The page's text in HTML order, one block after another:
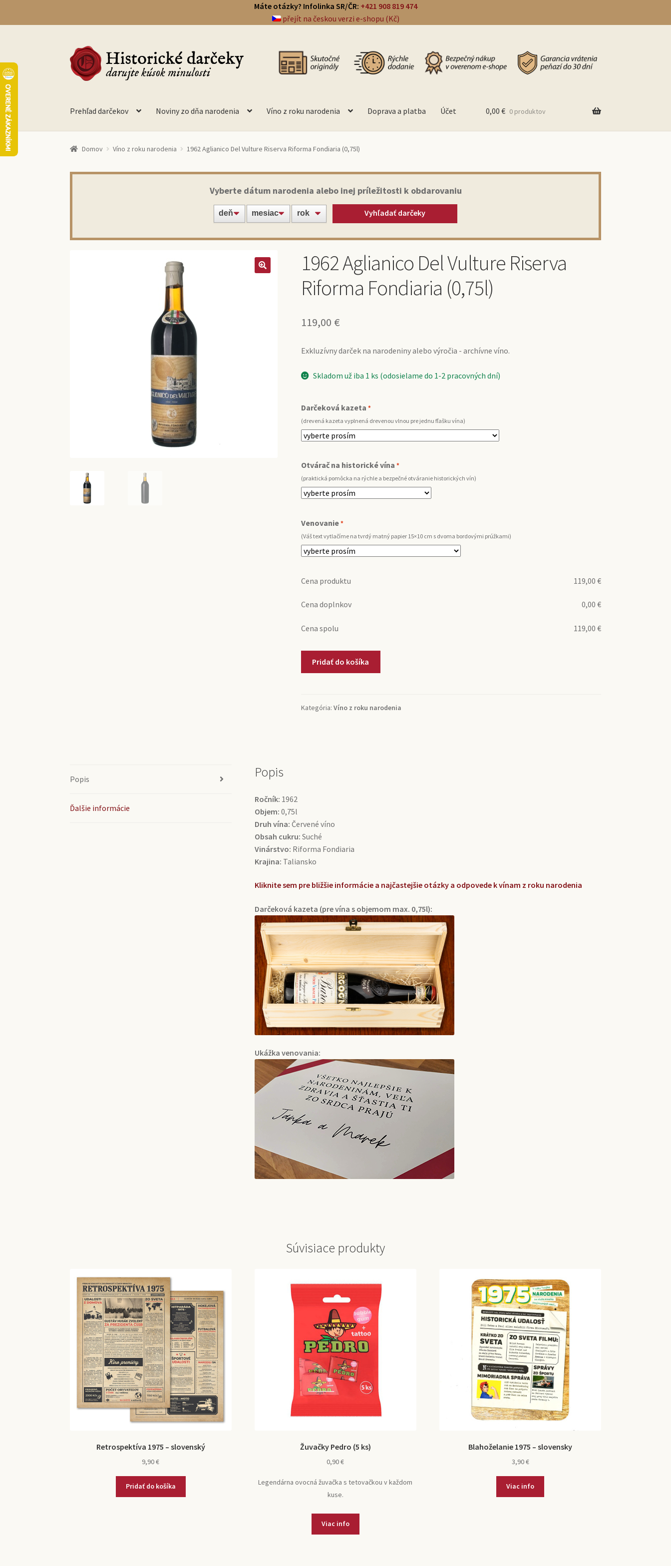
Máte otázky? Infolinka SR/ČR: +421 908 819 474
přejít na českou verzi e-shopu (Kč)
Preskočiť
na
navigáciu
Preskočiť
na
obsah
Prehľad darčekov Noviny zo dňa narodenia Víno z roku narodenia Doprava a platba Účet 0,00 € 0 produktov
Domov Víno z roku narodenia 1962 Aglianico Del Vulture Riserva Riforma Fondiaria (0,75l)
Vyberte dátum narodenia alebo inej príležitosti k obdarovaniu
Vyhľadať darčeky
1962 Aglianico Del Vulture Riserva
Riforma Fondiaria (0,75l)
119,00 €
Exkluzívny darček na narodeniny alebo výročia - archívne víno.
Skladom už iba 1 ks (odosielame do 1-2 pracovných dní)
Darčeková kazeta *
(drevená kazeta vyplnená drevenou vlnou pre jednu fľašku vína)
Otvárač na historické vína *
(praktická pomôcka na rýchle a bezpečné otváranie historických vín)
Venovanie*
(Váš text vytlačíme na tvrdý matný papier 15×10 cm s dvoma bordovými prúžkami)
Cena produktu 119,00 €
Cena doplnkov 0,00 €
Cena spolu 119,00 €
množstvo
Vulture
Pridať do košíka
Kategória: Víno z roku narodenia
Popis
Ďalšie informácie
Popis
Ročník: 1962
Objem: 0,75l
Druh vína: Červené víno
Obsah cukru: Suché
Vinárstvo: Riforma Fondiaria
Krajina: Taliansko
Kliknite sem pre bližšie informácie a najčastejšie otázky a odpovede k vínam z roku narodenia
Darčeková kazeta (pre vína s objemom max. 0,75l):
Ukážka venovania:
Súvisiace produkty
Retrospektíva 1975 – slovenský
9,90€
Pridať do košíka
Žuvačky Pedro (5 ks)
0,90€
Legendárna ovocná žuvačka s tetovačkou v každom
kuse.
Viac info
Blahoželanie 1975 – slovensky
3,90€
Viac info